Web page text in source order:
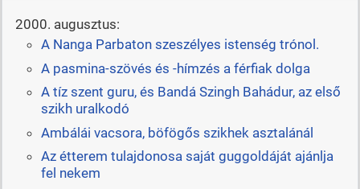
2000. augusztus:
A Nanga Parbaton szeszélyes istenség trónol.
A pasmina-szövés és -hímzés a férfiak dolga
A tíz szent guru, és Bandá Szingh Bahádur, az első
szikh uralkodó
Ambálái vacsora, böfögős szikhek asztalánál
Az étterem tulajdonosa saját guggoldáját ajánlja
fel nekem